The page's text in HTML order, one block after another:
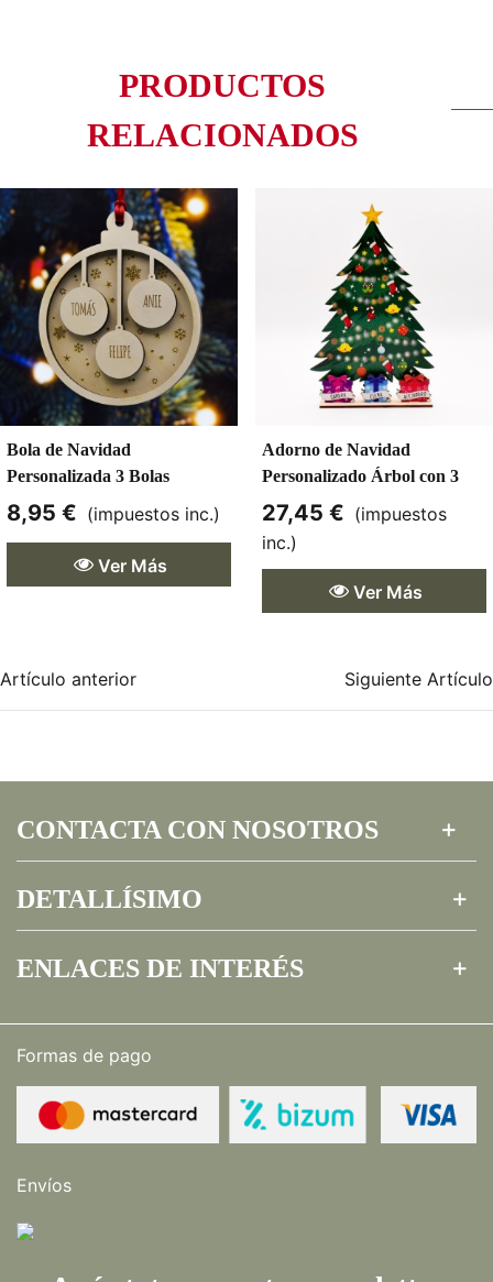
PRODUCTOS
RELACIONADOS
Bola de Navidad
Personalizada 3 Bolas
8,95 € (impuestos inc.)
Ver Más
Adorno de Navidad
Personalizado Árbol con 3
Regalos
27,45 € (impuestos
inc.)
Ver Más
Artículo anterior Siguiente Artículo
CONTACTA CON NOSOTROS
DETALLÍSIMO
ENLACES DE INTERÉS
Formas de pago
Envíos